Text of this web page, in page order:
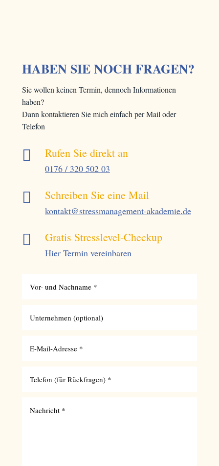
HABEN SIE NOCH FRAGEN?
Sie wollen keinen Termin, dennoch Informationen
haben?
Dann kontaktieren Sie mich einfach per Mail oder
Telefon
 Rufen Sie direkt an
0176 / 320 502 03
 Schreiben Sie eine Mail
kontakt@stressmanagement-akademie.de
 Gratis Stresslevel-Checkup
Hier Termin vereinbaren